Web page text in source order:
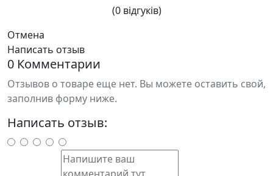
(0 відгуків)
Отмена
Написать отзыв
0 Комментарии
Отзывов о товаре еще нет. Вы можете оставить свой,
заполнив форму ниже.
Написать отзыв: